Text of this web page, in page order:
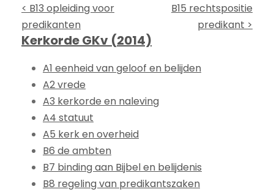
< B13 opleiding voor
predikanten
B15 rechtspositie
predikant >
Kerkorde GKv (2014)
A1 eenheid van geloof en belijden
A2 vrede
A3 kerkorde en naleving
A4 statuut
A5 kerk en overheid
B6 de ambten
B7 binding aan Bijbel en belijdenis
B8 regeling van predikantszaken